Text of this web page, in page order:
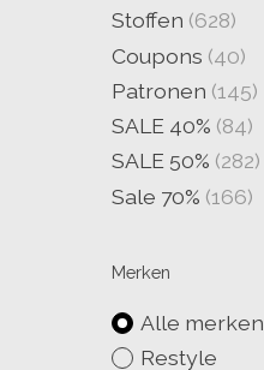
Stoffen (628)
Coupons (40)
Patronen (145)
SALE 40% (84)
SALE 50% (282)
Sale 70% (166)
Merken
Alle merken
Restyle